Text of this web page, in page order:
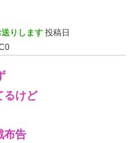
りします 投稿日
るけど
布告